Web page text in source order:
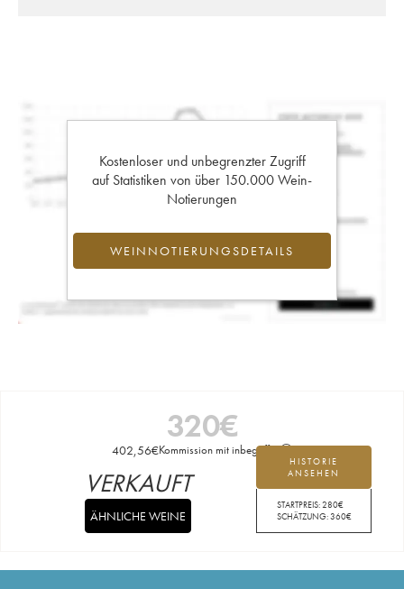
Kostenloser und unbegrenzter Zugriff
auf Statistiken von über 150.000 Wein-
Notierungen
WEINNOTIERUNGSDETAILS
320€
402,56€Kommission mit inbegriffen
HISTORIE
ANSEHEN
STARTPREIS:280€
SCHÄTZUNG:360€
VERKAUFT
ÄHNLICHE WEINE